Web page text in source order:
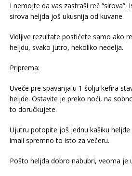
I nemojte da vas zastraši reč “sirova”.
sirova heljda još ukusnija od kuvane.
Vidljive rezultate postićete samo ako
heljdu, svako jutro, nekoliko nedelja.
Priprema:
Uveče pre spavanja u 1 šolju kefira
heljde. Ostavite je preko noći, na
to doručkujete.
Ujutru potopite još jednu kašiku
imali spremno to isto za večeru.
Pošto heljda dobro nabubri, veoma je